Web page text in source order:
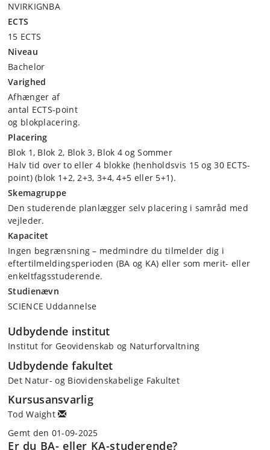
NVIRKIGNBA
ECTS
15 ECTS
Niveau
Bachelor
Varighed
Afhænger af
antal ECTS-point
og blokplacering.
Placering
Blok 1, Blok 2, Blok 3, Blok 4 og Sommer
Halv tid over to eller 4 blokke (henholdsvis 15 og 30 ECTS-
point) (blok 1+2, 2+3, 3+4, 4+5 eller 5+1).
Skemagruppe
Den studerende planlægger selv placering i samråd med
vejleder.
Kapacitet
Ingen begrænsning – medmindre du tilmelder dig i
eftertilmeldingsperioden (BA og KA) eller som merit- eller
enkeltfagsstuderende.
Studienævn
SCIENCE Uddannelse
Udbydende institut
Institut for Geovidenskab og Naturforvaltning
Udbydende fakultet
Det Natur- og Biovidenskabelige Fakultet
Kursusansvarlig
Tod Waight
Gemt den 01-09-2025
Er du BA- eller KA-studerende?